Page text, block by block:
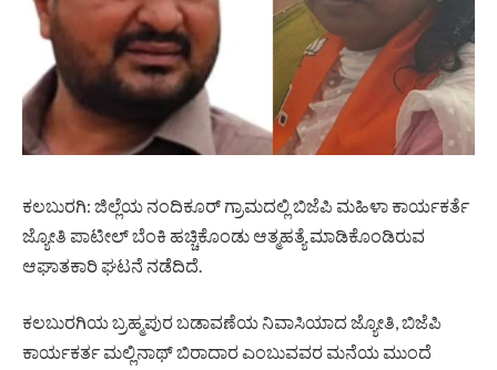
ಕಲಬುರಗಿ: ಜಿಲ್ಲೆಯ ನಂದಿಕೂರ್ ಗ್ರಾಮದಲ್ಲಿ ಬಿಜೆಪಿ ಮಹಿಳಾ ಕಾರ್ಯಕರ್ತೆ
ಜ್ಯೋತಿ ಪಾಟೀಲ್ ಬೆಂಕಿ ಹಚ್ಚಿಕೊಂಡು ಆತ್ಮಹತ್ಯೆ ಮಾಡಿಕೊಂಡಿರುವ
ಆಘಾತಕಾರಿ ಘಟನೆ ನಡೆದಿದೆ.
ಕಲಬುರಗಿಯ ಬ್ರಹ್ಮಪುರ ಬಡಾವಣೆಯ ನಿವಾಸಿಯಾದ ಜ್ಯೋತಿ, ಬಿಜೆಪಿ
ಕಾರ್ಯಕರ್ತ ಮಲ್ಲಿನಾಥ್ ಬಿರಾದಾರ ಎಂಬುವವರ ಮನೆಯ ಮುಂದೆ